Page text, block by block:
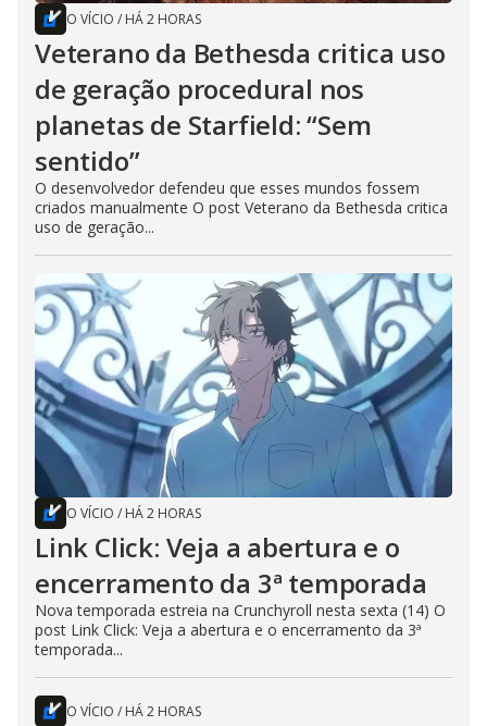
O VÍCIO / HÁ 2 HORAS
Veterano da Bethesda critica uso
de geração procedural nos
planetas de Starfield: “Sem
sentido”
O desenvolvedor defendeu que esses mundos fossem
criados manualmente O post Veterano da Bethesda critica
uso de geração...
O VÍCIO / HÁ 2 HORAS
Link Click: Veja a abertura e o
encerramento da 3ª temporada
Nova temporada estreia na Crunchyroll nesta sexta (14) O
post Link Click: Veja a abertura e o encerramento da 3ª
temporada...
O VÍCIO / HÁ 2 HORAS